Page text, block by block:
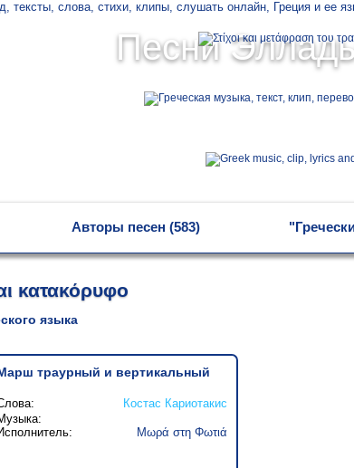
Песни
Авторы песен (583)
κατακόρυφο
языка
траурный и вертикальный
Костас Кариотакис
Μωρά στη Φωτιά